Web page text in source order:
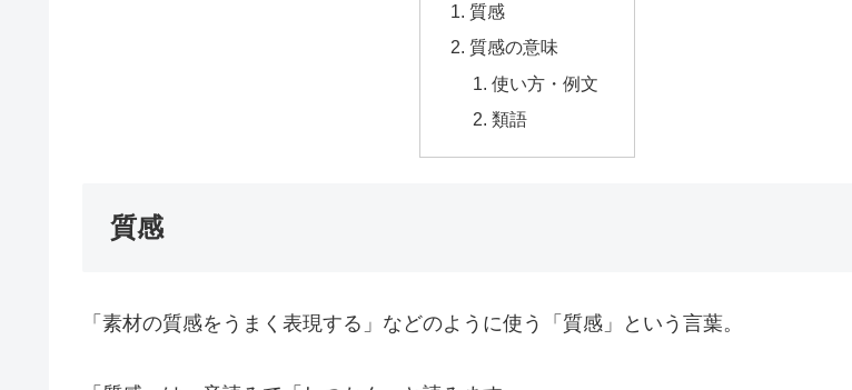
質感
質感の意味
使い方・例文
類語
質感
「素材の質感をうまく表現する」などのように使う「質感」という言葉。